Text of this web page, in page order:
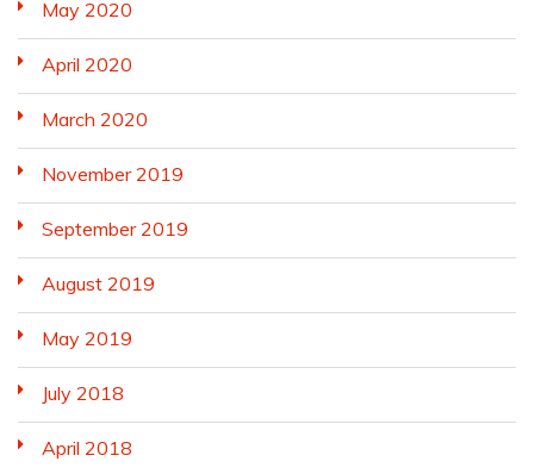
May 2020
April 2020
March 2020
November 2019
September 2019
August 2019
May 2019
July 2018
April 2018